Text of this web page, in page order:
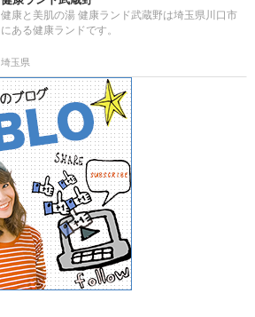
健康と美肌の湯 健康ランド武蔵野は埼玉県川口市
にある健康ランドです。
埼玉県